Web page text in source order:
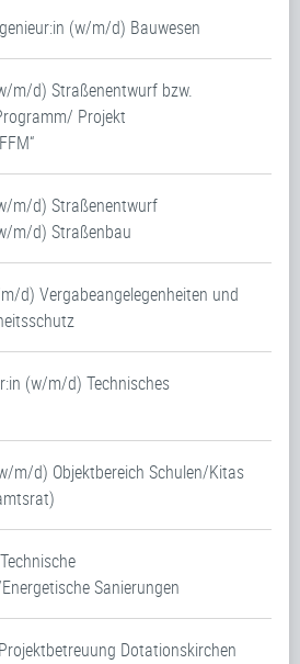
(w/m/d) Bauwesen
m/d) Straßenentwurf bzw.
Projekt
m/d) Straßenentwurf
m/d) Straßenbau
d) Vergabeangelegenheiten und
(w/m/d) Technisches
m/d) Objektbereich Schulen/Kitas
Sanierungen
Dotationskirchen